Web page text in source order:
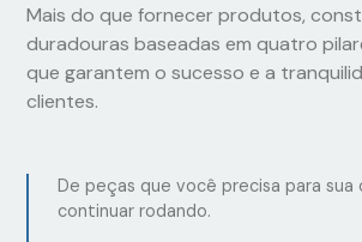
Mais do que fornecer produtos,
duradouras baseadas em quatro
que garantem o sucesso e a
clientes.
De peças que você precisa para sua
continuar rodando.